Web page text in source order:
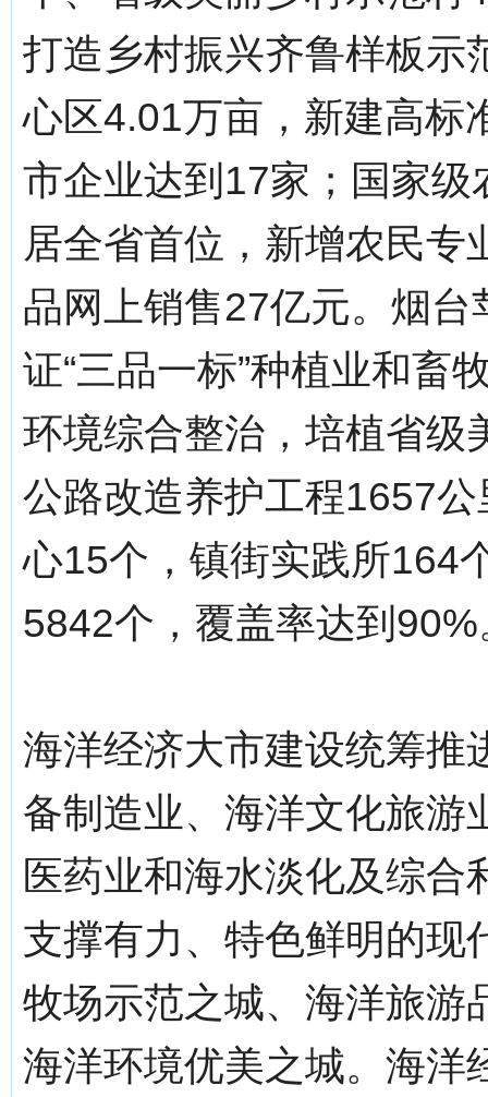
打造乡村振兴齐鲁样板示
心区4.01万亩，新建高标
市企业达到17家；国家
居全省首位，新增农民
品网上销售27亿元。烟
证“三品一标”种植业和畜
环境综合整治，培植省级
公路改造养护工程1657
心15个，镇街实践所164
5842个，覆盖率达到90%
海洋经济大市建设统筹推
备制造业、海洋文化旅游
医药业和海水淡化及综
支撑有力、特色鲜明的现
牧场示范之城、海洋旅游
海洋环境优美之城。海洋